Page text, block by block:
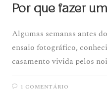
Por que fazer
Algumas semanas antes
ensaio fotográfico,
casamento vivida pelos
1 COMENTÁRIO